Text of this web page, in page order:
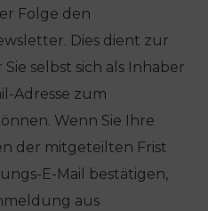
Folge den
Dies dient zur
selbst sich als Inhaber
Adresse zum
Wenn Sie Ihre
der mitgeteilten Frist
E-Mail bestätigen,
aus